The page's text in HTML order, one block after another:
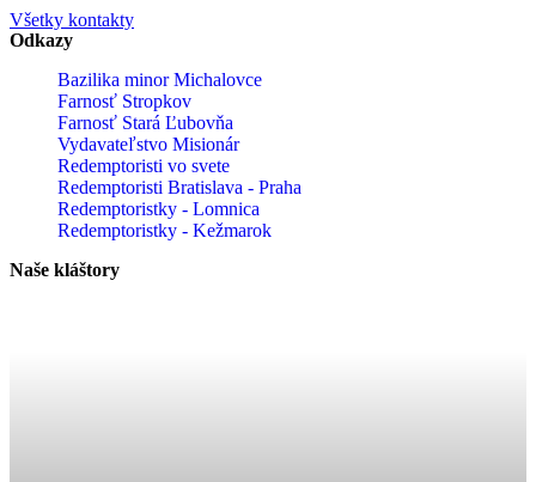
Všetky kontakty
Odkazy
Bazilika minor Michalovce
Farnosť Stropkov
Farnosť Stará Ľubovňa
Vydavateľstvo Misionár
Redemptoristi vo svete
Redemptoristi Bratislava - Praha
Redemptoristky - Lomnica
Redemptoristky - Kežmarok
Naše kláštory